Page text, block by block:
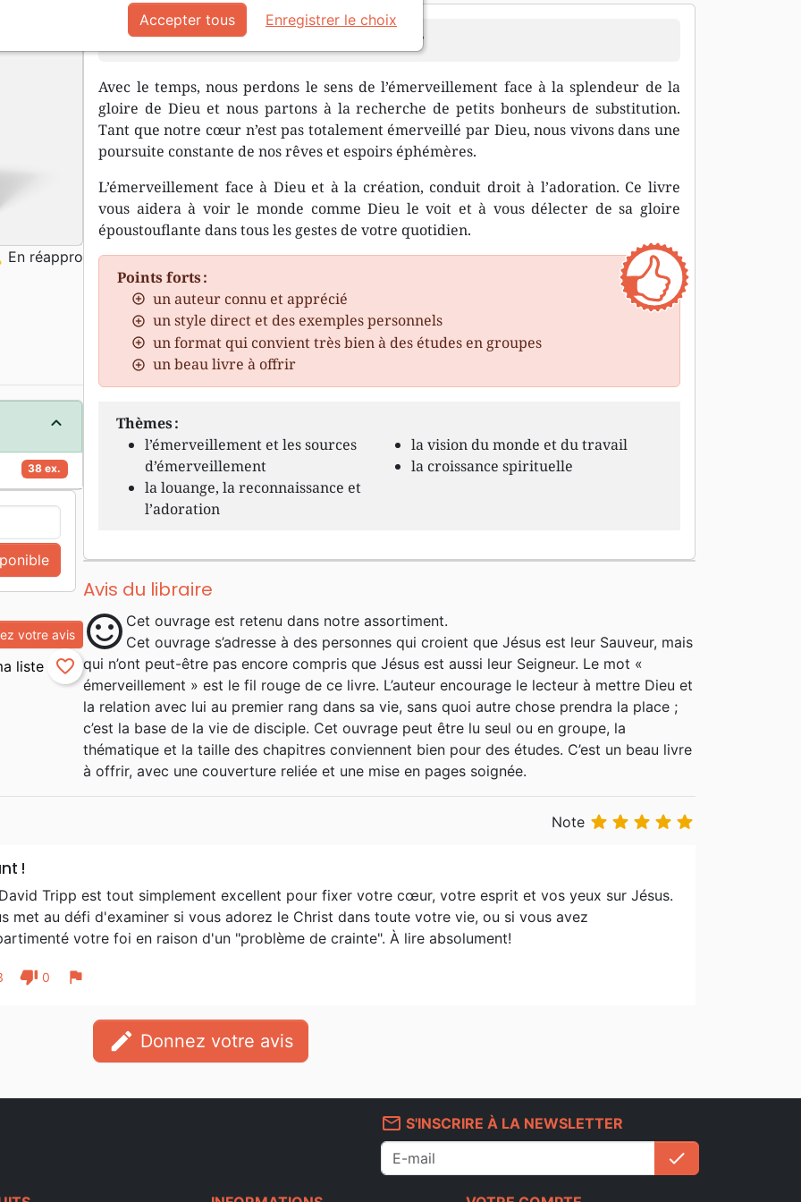
Est-ce que Dieu vous émerveille encore ?
Avec le temps, nous perdons le sens de l’émerveillement face à la splendeur de la
gloire de Dieu et nous partons à la recherche de petits bonheurs de substitution.
Tant que notre cœur n’est pas totalement émerveillé par Dieu, nous vivons dans une
poursuite constante de nos rêves et espoirs éphémères.
L’émerveillement face à Dieu et à la création, conduit droit à l’adoration. Ce livre
vous aidera à voir le monde comme Dieu le voit et à vous délecter de sa gloire
époustouflante dans tous les gestes de votre quotidien.
Points forts :
un auteur connu et apprécié
un style direct et des exemples personnels
un format qui convient très bien à des études en groupes
un beau livre à offrir
Thèmes :
l’émerveillement et les sources
d’émerveillement
la louange, la reconnaissance et
l’adoration
la vision du monde et du travail
la croissance spirituelle
Avis du libraire
sentiment_satisfied Cet ouvrage est retenu dans notre assortiment.
Cet ouvrage s’adresse à des personnes qui croient que Jésus est leur Sauveur, mais
qui n’ont peut-être pas encore compris que Jésus est aussi leur Seigneur. Le mot «
émerveillement » est le fil rouge de ce livre. L’auteur encourage le lecteur à mettre Dieu et
la relation avec lui au premier rang dans sa vie, sans quoi autre chose prendra la place ;
c’est la base de la vie de disciple. Cet ouvrage peut être lu seul ou en groupe, la
thématique et la taille des chapitres conviennent bien pour des études. C’est un beau livre
à offrir, avec une couverture reliée et une mise en pages soignée.
En réappro
38 ex.
votre avis
favorite_border
Note     
!
Tripp est tout simplement excellent pour fixer votre cœur, votre esprit et vos yeux sur Jésus.
met au défi d'examiner si vous adorez le Christ dans toute votre vie, ou si vous avez
votre foi en raison d'un "problème de crainte". À lire absolument!
thumb_down 0 flag
edit Donnez votre avis
mail_outline S'INSCRIRE À LA NEWSLETTER
check
Accepter tous Enregistrer le choix